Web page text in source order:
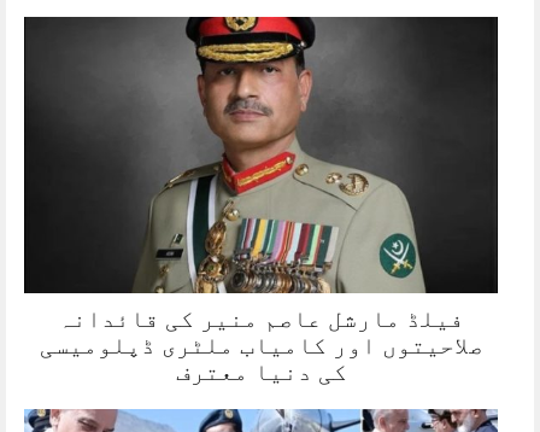
فیلڈ مارشل عاصم منیر کی قائدانہ
صلاحیتوں اور کامیاب ملٹری ڈپلومیسی
کی دنیا معترف